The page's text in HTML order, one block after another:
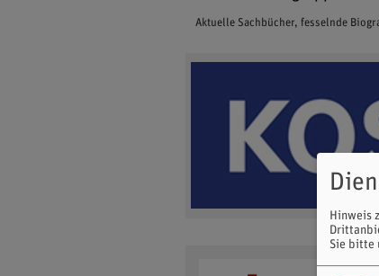
Aktuelle Sachbücher, fesselnde
Hinweis
Sie bitte